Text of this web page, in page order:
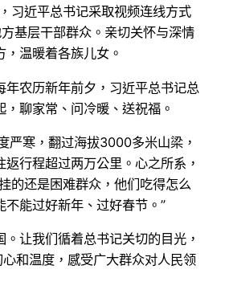
习近平总书记采取视频连线方式
基层干部群众。亲切关怀与深情
温暖着各族儿女。
年农历新年前夕，习近平总书记总
，聊家常、问冷暖、送祝福。
严寒，翻过海拔3000多米山梁，
行程超过两万公里。心之所系，
的还是困难群众，他们吃得怎么
不能过好新年、过好春节。”
让我们循着总书记关切的目光，
心和温度，感受广大群众对人民领